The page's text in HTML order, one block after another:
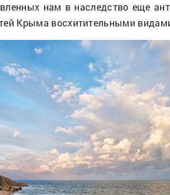
нам в наследство еще
Крыма восхитительными